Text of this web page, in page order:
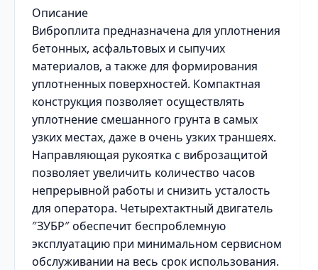
Описание
Виброплита предназначена для уплотнения
бетонных, асфальтовых и сыпучих
материалов, а также для формирования
уплотненных поверхностей. Компактная
конструкция позволяет осуществлять
уплотнение смешанного грунта в самых
узких местах, даже в очень узких траншеях.
Направляющая рукоятка с виброзащитой
позволяет увеличить количество часов
непрерывной работы и снизить усталость
для оператора. Четырехтактный двигатель
″ЗУБР″ обеспечит беспроблемную
эксплуатацию при минимальном сервисном
обслуживании на весь срок использования.